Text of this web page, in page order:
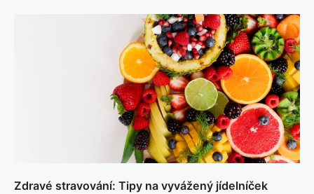
Zdravé stravování: Tipy na vyvážený jídelníček